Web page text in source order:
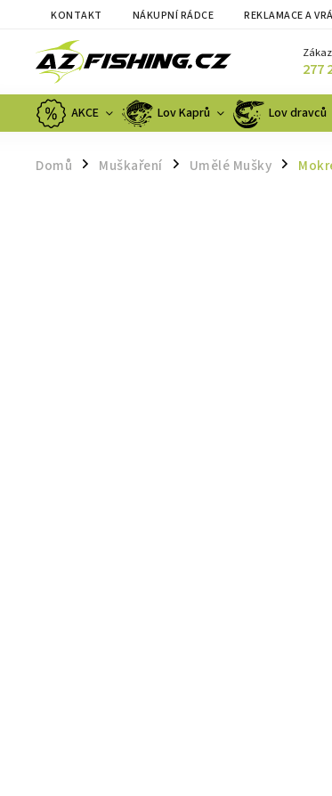
KONTAKT NÁKUPNÍ RÁDCE REKLAMACE A
277
AKCE Lov Kaprů Lov dravců
Domů / Muškaření / Umělé Mušky /